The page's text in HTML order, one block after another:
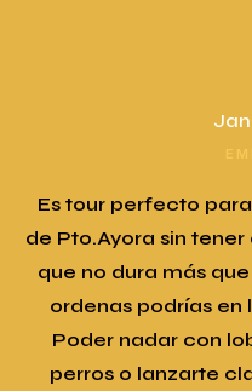
Es tour perfecto
de Pto.Ayora sin
que no dura más
ordenas podrías en
Poder nadar con
perros o lanzarte